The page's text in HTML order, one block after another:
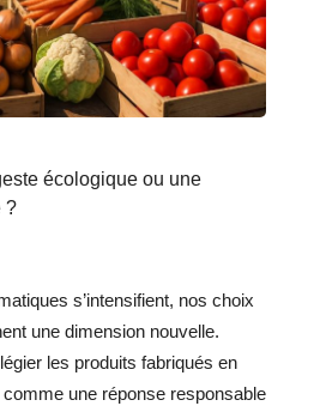
écologique ou une
?
s’intensifient, nos choix
une dimension nouvelle.
les produits fabriqués en
une réponse responsable